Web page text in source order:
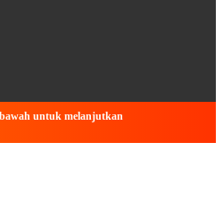
untuk melanjutkan